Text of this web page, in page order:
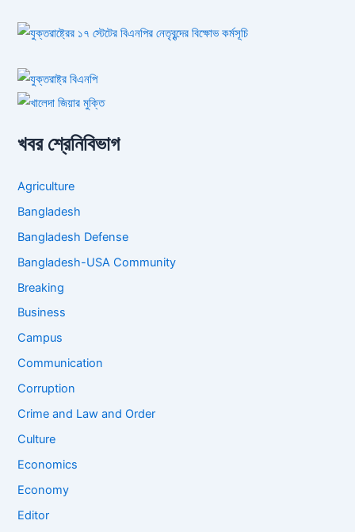
খবর শ্রেনিবিভাগ
Agriculture
Bangladesh
Bangladesh Defense
Bangladesh-USA Community
Breaking
Business
Campus
Communication
Corruption
Crime and Law and Order
Culture
Economics
Economy
Editor